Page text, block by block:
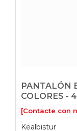
PANTALÓN
COLORES -
[Contacte con
Kealbistur